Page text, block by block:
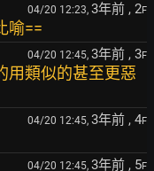
04/20 12:23, 3年前 , 2F
喻==
04/20 12:45, 3年前 , 3F
用類似的甚至更惡
04/20 12:45, 3年前 , 4F
04/20 12:45, 3年前 , 5F